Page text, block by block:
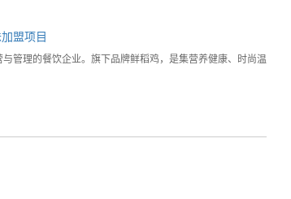
盟项目
管理的餐饮企业。旗下品牌鲜稻鸡，是集营养健康、时尚温